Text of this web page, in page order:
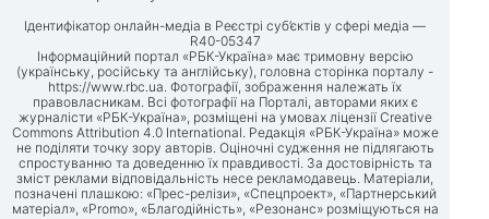
Ідентифікатор онлайн-медіа в Реєстрі суб’єктів у сфері медіа —
R40-05347
Інформаційний портал «РБК-Україна» має тримовну версію
(українську, російську та англійську), головна сторінка порталу -
https://www.rbc.ua. Фотографії, зображення належать їх
правовласникам. Всі фотографії на Порталі, авторами яких є
журналісти «РБК-Україна», розміщені на умовах ліцензії Creative
Commons Attribution 4.0 International. Редакція «РБК-Україна» може
не поділяти точку зору авторів. Оціночні судження не підлягають
спростуванню та доведенню їх правдивості. За достовірність та
зміст реклами відповідальність несе рекламодавець. Матеріали,
позначені плашкою: «Прес-релізи», «Спецпроект», «Партнерський
матеріал», «Promo», «Благодійність», «Резонанс» розміщуються на